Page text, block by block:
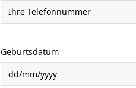
Geburtsdatum
TT